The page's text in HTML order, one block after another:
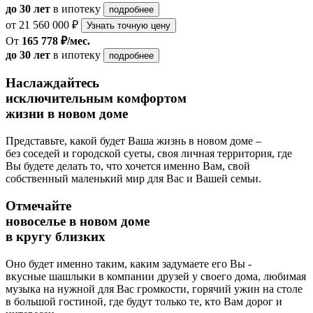
до 30 лет в ипотеку подробнее
от 21 560 000 ₽ Узнать точную цену
От 165 778 ₽/мес.
до 30 лет в ипотеку подробнее
Наслаждайтесь
исключительным комфортом
жизни в новом доме
Представьте, какой будет Ваша жизнь в новом доме –
без соседей и городской суеты, своя личная территория, где
Вы будете делать то, что хочется именно Вам, свой
собственный маленький мир для Вас и Вашей семьи.
Отмечайте
новоселье в новом доме
в кругу близких
Оно будет именно таким, каким задумаете его Вы -
вкусные шашлыки в компании друзей у своего дома, любимая
музыка на нужной для Вас громкости, горячий ужин на столе
в большой гостиной, где будут только те, кто Вам дорог и